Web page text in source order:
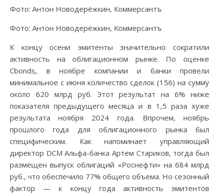
Фото: Антон Новодерёжкин, Коммерсантъ
Фото: Антон Новодерёжкин, Коммерсантъ
К концу осени эмитенты значительно сократили
активность на облигационном рынке. По оценке
Cbonds, в ноябре компании и банки провели
минимальное с июня количество сделок (156) на сумму
около 620 млрд руб. Этот результат на 6% ниже
показателя предыдущего месяца и в 1,5 раза хуже
результата ноября 2024 года. Впрочем, ноябрь
прошлого года для облигационного рынка был
специфическим. Как напоминает управляющий
директор DCM Альфа-банка Артем Стариков, тогда был
размещен выпуск облигаций «Роснефти» на 684 млрд
руб., что обеспечило 77% общего объема. Но сезонный
фактор — к концу года активность эмитентов